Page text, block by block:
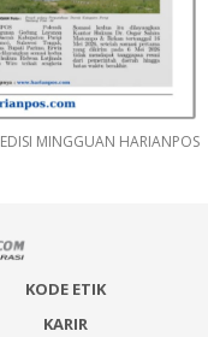
EDISI MINGGUAN HARIANPOS
KODE ETIK
KARIR